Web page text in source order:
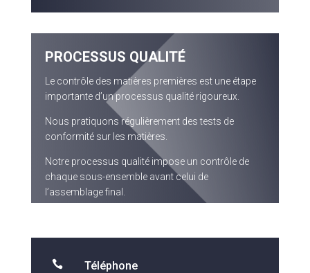
PROCESSUS QUALITÉ
Le contrôle des matières premières est une étape
importante d’un processus qualité rigoureux.
Nous pratiquons régulièrement des tests de
conformité sur les matières.
Notre processus qualité impose un contrôle de
chaque sous-ensemble avant celui de
l’assemblage final.
 Téléphone